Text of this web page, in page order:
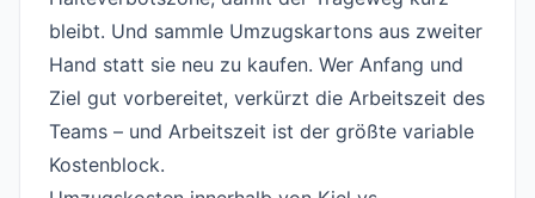
bleibt. Und sammle Umzugskartons aus zweiter
Hand statt sie neu zu kaufen. Wer Anfang und
Ziel gut vorbereitet, verkürzt die Arbeitszeit des
Teams – und Arbeitszeit ist der größte variable
Kostenblock.